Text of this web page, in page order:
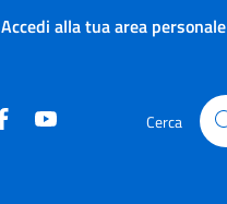
Accedi alla tua area personale
Facebook Cerca